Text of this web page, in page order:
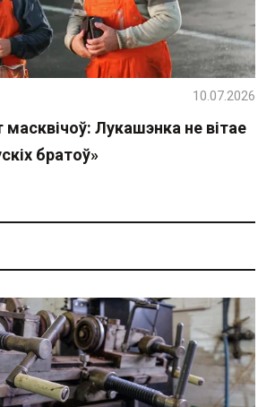
масквічоў: Лукашэнка не вітае
братоў»
10.07.2026